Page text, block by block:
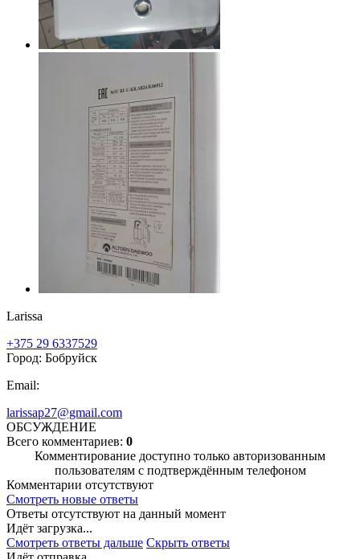
Larissa
+375 29 6337529
Город: Бобруйск
Email:
larissap27@gmail.com
ОБСУЖДЕНИЕ
Всего комментариев: 0
Комментирование доступно только авторизованным
пользователям с подтверждённым телефоном
Комментарии отсутствуют
Смотреть новые ответы
Ответы отсутствуют на данный момент
Идёт загрузка...
Смотреть ответы дальше Скрыть ответы